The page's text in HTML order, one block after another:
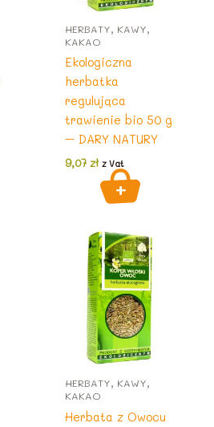
HERBATY, KAWY,
KAKAO
Ekologiczna
herbatka
regulująca
trawienie bio 50 g
– DARY NATURY
9,07zł z Vat
HERBATY, KAWY,
KAKAO
Herbata z Owocu